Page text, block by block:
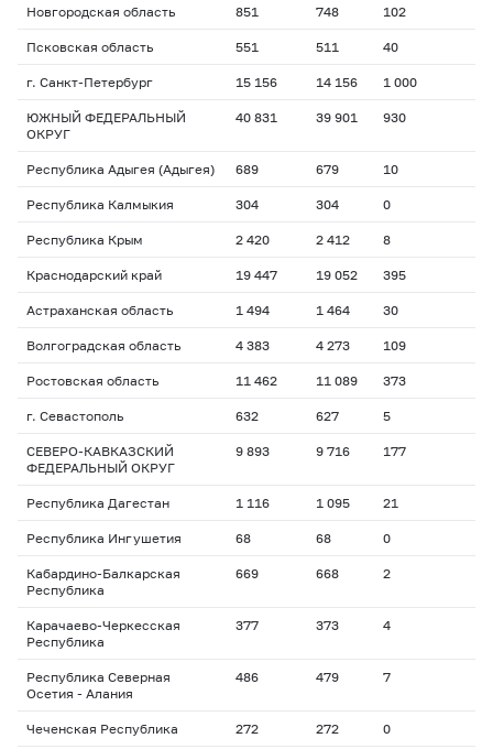
Новгородская область 851 748 102
Псковская область 551 511 40
г. Санкт-Петербург 15 156 14 156 1 000
ЮЖНЫЙ ФЕДЕРАЛЬНЫЙ
ОКРУГ
40 831 39 901 930
Республика Адыгея (Адыгея) 689 679 10
Республика Калмыкия 304 304 0
Республика Крым 2 420 2 412 8
Краснодарский край 19 447 19 052 395
Астраханская область 1 494 1 464 30
Волгоградская область 4 383 4 273 109
Ростовская область 11 462 11 089 373
г. Севастополь 632 627 5
СЕВЕРО-КАВКАЗСКИЙ
ФЕДЕРАЛЬНЫЙ ОКРУГ
9 893 9 716 177
Республика Дагестан 1 116 1 095 21
Республика Ингушетия 68 68 0
Кабардино-Балкарская
Республика
669 668 2
Карачаево-Черкесская
Республика
377 373 4
Республика Северная
Осетия - Алания
486 479 7
Чеченская Республика 272 272 0